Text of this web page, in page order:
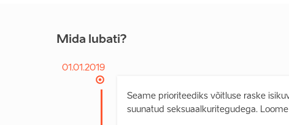
Mida lubati?
01.01.2019
Seame prioriteediks võitluse raske
suunatud seksuaalkuritegudega.